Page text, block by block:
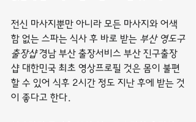
전신 마사지뿐만 아니라 모든 마사지와 어색
함 없는 스파는 식사 후 바로 받는 부산 영도구
출장샵 경남 부산 출장서비스 부산 진구출장
샵 대한민국 최초 영상프로필 것은 몸이 불편
할 수 있어 식후 2시간 정도 지난 후에 받는 것
이 좋다고 한다.